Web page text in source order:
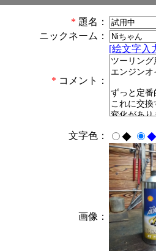
* 題名：
ニックネーム：
* コメント：
[絵文字入
文字色： ◆ ◆
画像：